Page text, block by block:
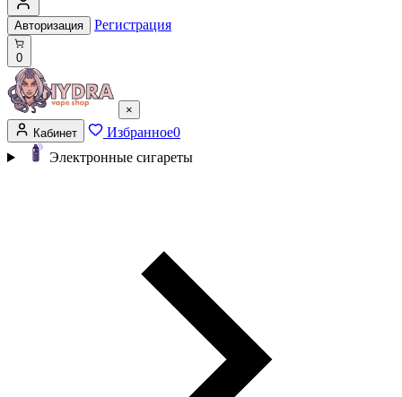
Авторизация Регистрация
0
×
Кабинет
Избранное0
Электронные сигареты